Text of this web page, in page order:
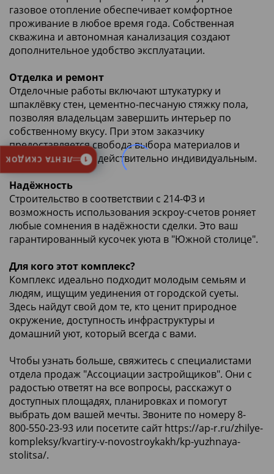
газовое отопление обеспечивает комфортное
проживание в любое время года. Собственная
скважина и автономная канализация создают
дополнительное удобство эксплуатации.
Отделка и ремонт
Отделочные работы включают штукатурку и
шпаклёвку стен, цементно-песчаную стяжку пола,
позволяя владельцам завершить интерьер по
собственному вкусу. При этом заказчику
предоставляется свобода выбора материалов и
стилей, делая дом действительно индивидуальным.
Надёжность
Строительство в соответствии с 214-ФЗ и
возможность использования эскроу-счетов роняет
любые сомнения в надёжности сделки. Это ваш
гарантированный кусочек уюта в "Южной столице".
Для кого этот комплекс?
Комплекс идеально подходит молодым семьям и
людям, ищущим уединения от городской суеты.
Здесь найдут свой дом те, кто ценит природное
окружение, доступность инфраструктуры и
домашний уют, который всегда с вами.
Чтобы узнать больше, свяжитесь с специалистами
отдела продаж "Ассоциации застройщиков". Они с
радостью ответят на все вопросы, расскажут о
доступных площадях, планировках и помогут
выбрать дом вашей мечты. Звоните по номеру 8-
800-550-23-93 или посетите сайтhttps://ap-r.ru/zhilye-
kompleksy/kvartiry-v-novostroykakh/kp-yuzhnaya-
stolitsa/.
1
ЛЕНТА СКИДОК